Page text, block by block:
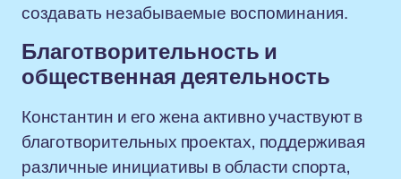
создавать незабываемые воспоминания.
Благотворительность и
общественная деятельность
Константин и его жена активно участвуют в
благотворительных проектах, поддерживая
различные инициативы в области спорта,